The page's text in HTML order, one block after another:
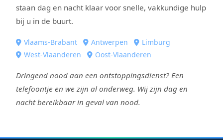
staan dag en nacht klaar voor snelle, vakkundige hulp
bij u in de buurt.
Vlaams-Brabant Antwerpen
Limburg
West-Vlaanderen
Oost-Vlaanderen
Dringend nood aan een ontstoppingsdienst? Een
telefoontje en we zijn al onderweg. Wij zijn dag en
nacht bereikbaar in geval van nood.